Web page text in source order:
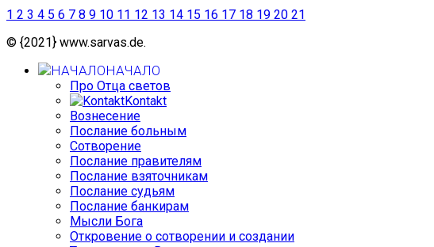
1 2 3 4 5 6 7 8 9 10 11 12 13 14 15 16 17 18 19 20 21
© {2021} www.sarvas.de.
НАЧАЛО
Про Отца светов
Kontakt
Вознесение
Послание больным
Сотворение
Послание правителям
Послание взяточникам
Послание судьям
Послание банкирам
Мысли Бога
Откровение о сотворении и создании